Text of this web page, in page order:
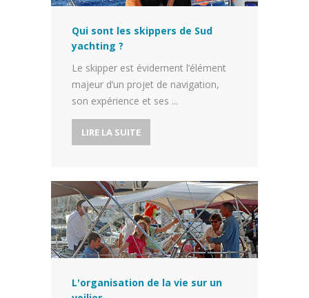
Qui sont les skippers de Sud
yachting ?
Le skipper est évidement l’élément
majeur d’un projet de navigation,
son expérience et ses ...
LIRE LA SUITE
L'organisation de la vie sur un